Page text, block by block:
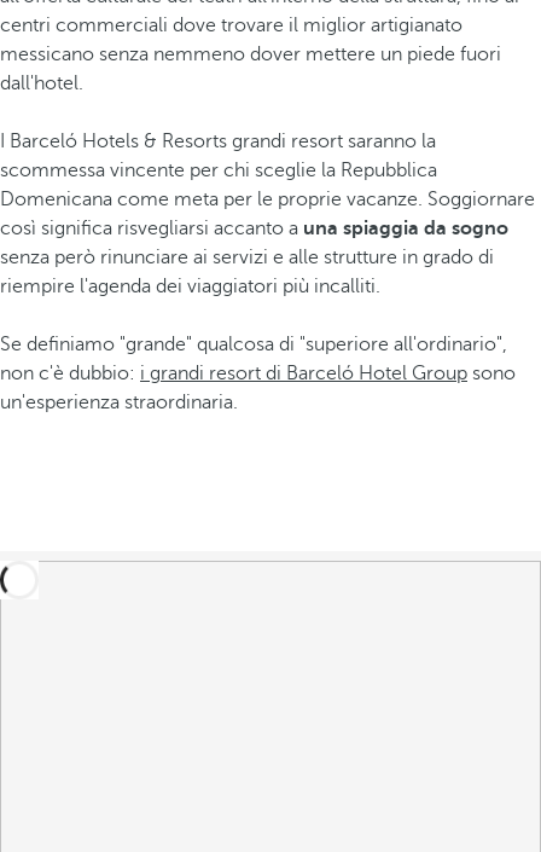
centri commerciali dove trovare il miglior artigianato
messicano senza nemmeno dover mettere un piede fuori
dall'hotel.
I Barceló Hotels & Resorts grandi resort saranno la
scommessa vincente per chi sceglie la Repubblica
Domenicana come meta per le proprie vacanze. Soggiornare
così significa risvegliarsi accanto a una spiaggia da sogno
senza però rinunciare ai servizi e alle strutture in grado di
riempire l'agenda dei viaggiatori più incalliti.
Se definiamo "grande" qualcosa di "superiore all'ordinario",
non c'è dubbio: i grandi resort di Barceló Hotel Group sono
un'esperienza straordinaria.